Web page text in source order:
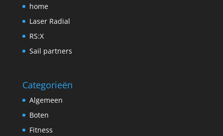
home
Laser Radial
RS:X
Sail partners
Categorieën
Algemeen
Boten
Fitness